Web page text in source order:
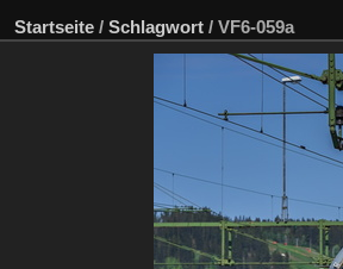
Startseite / Schlagwort / VF6-059a